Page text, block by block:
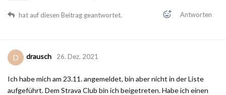
Antworten
hat auf diesen Beitrag geantwortet.
D drausch 26. Dez. 2021
Ich habe mich am 23.11. angemeldet, bin aber nicht in der Liste
aufgeführt. Dem Strava Club bin ich beigetreten. Habe ich einen